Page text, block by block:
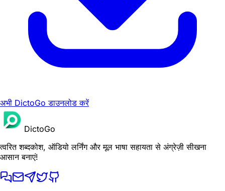
अभी DictoGo डाउनलोड करें
DictoGo
त्वरित शब्दकोश, ऑडियो लर्निंग और मूल भाषा सहायता से अंग्रेज़ी सीखना
आसान बनाएं!